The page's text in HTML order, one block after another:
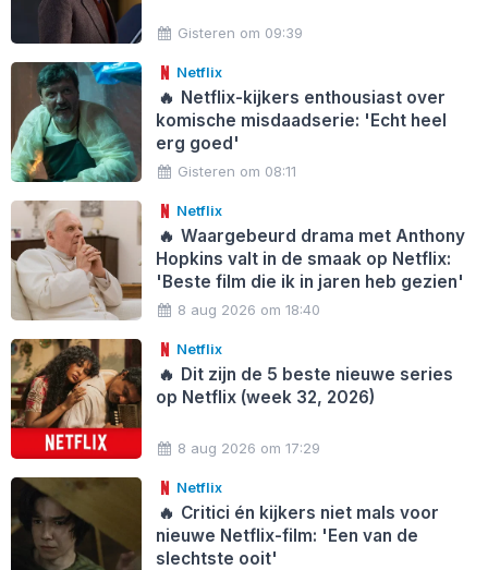
Gisteren om 09:39
Netflix
🔥 Netflix-kijkers enthousiast over
komische misdaadserie: 'Echt heel
erg goed'
Gisteren om 08:11
Netflix
🔥 Waargebeurd drama met Anthony
Hopkins valt in de smaak op Netflix:
'Beste film die ik in jaren heb gezien'
8 aug 2026 om 18:40
Netflix
🔥 Dit zijn de 5 beste nieuwe series
op Netflix (week 32, 2026)
8 aug 2026 om 17:29
Netflix
🔥 Critici én kijkers niet mals voor
nieuwe Netflix-film: 'Een van de
slechtste ooit'